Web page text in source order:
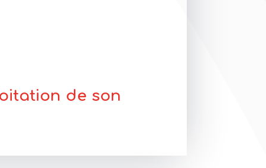
de son